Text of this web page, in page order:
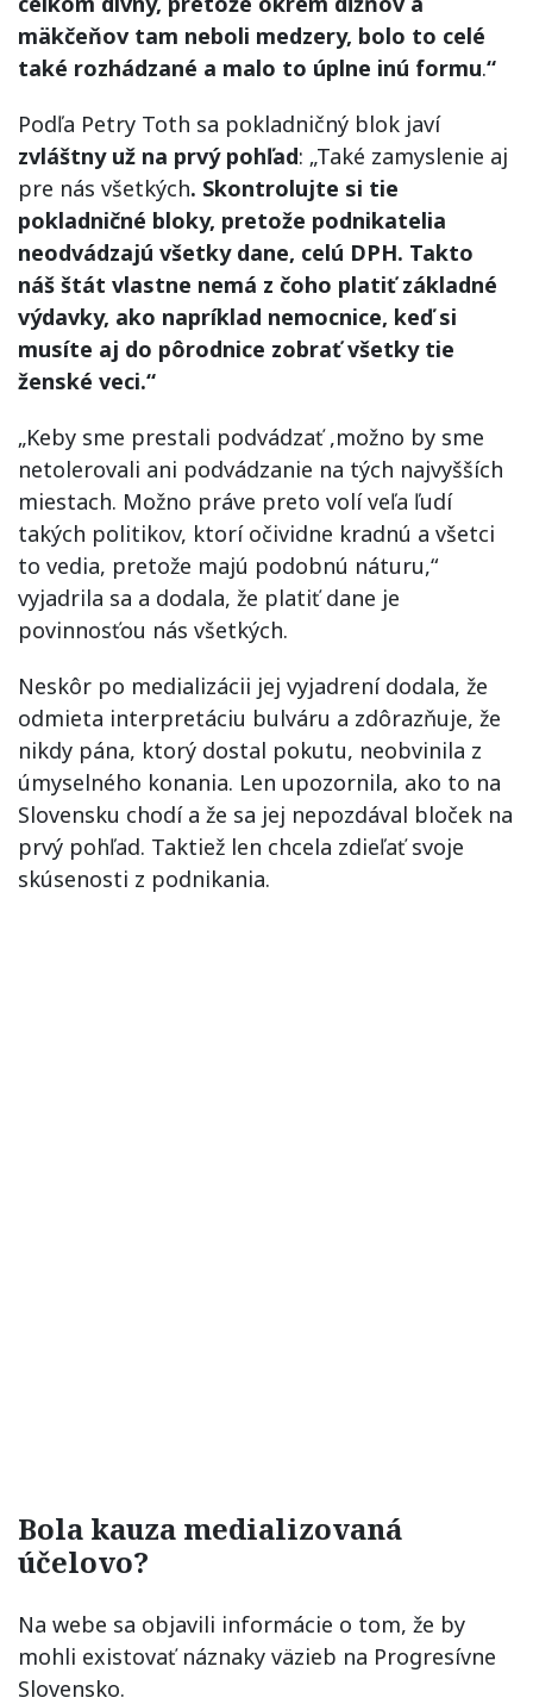
mäkčeňov tam neboli medzery, bolo to celé
také rozhádzané a malo to úplne inú formu.“
Podľa Petry Toth sa pokladničný blok javí
zvláštny už na prvý pohľad: „Také zamyslenie aj
pre nás všetkých. Skontrolujte si tie
pokladničné bloky, pretože podnikatelia
neodvádzajú všetky dane, celú DPH. Takto
náš štát vlastne nemá z čoho platiť základné
výdavky, ako napríklad nemocnice, keď si
musíte aj do pôrodnice zobrať všetky tie
ženské veci.“
„Keby sme prestali podvádzať ,možno by sme
netolerovali ani podvádzanie na tých najvyšších
miestach. Možno práve preto volí veľa ľudí
takých politikov, ktorí očividne kradnú a všetci
to vedia, pretože majú podobnú náturu,“
vyjadrila sa a dodala, že platiť dane je
povinnosťou nás všetkých.
Neskôr po medializácii jej vyjadrení dodala, že
odmieta interpretáciu bulváru a zdôrazňuje, že
nikdy pána, ktorý dostal pokutu, neobvinila z
úmyselného konania. Len upozornila, ako to na
Slovensku chodí a že sa jej nepozdával bloček na
prvý pohľad. Taktiež len chcela zdieľať svoje
skúsenosti z podnikania.
Bola kauza medializovaná
účelovo?
Na webe sa objavili informácie o tom, že by
mohli existovať náznaky väzieb na Progresívne
Slovensko.